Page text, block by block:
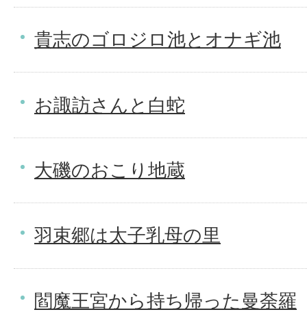
貴志のゴロジロ池とオナギ池
お諏訪さんと白蛇
大磯のおこり地蔵
羽束郷は太子乳母の里
閻魔王宮から持ち帰った曼荼羅